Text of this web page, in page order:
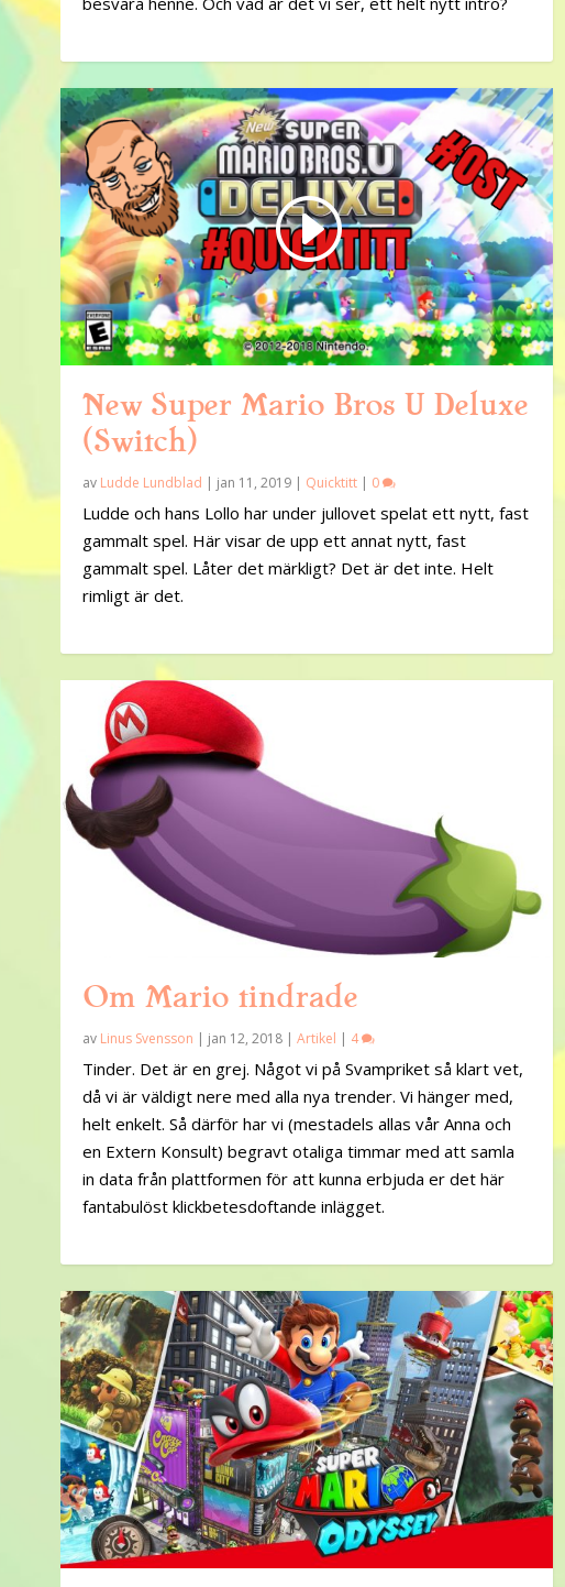
New Super Mario Bros U Deluxe
(Switch)
av Ludde Lundblad | jan 11, 2019 | Quicktitt | 0
Ludde och hans Lollo har under jullovet spelat ett nytt, fast
gammalt spel. Här visar de upp ett annat nytt, fast
gammalt spel. Låter det märkligt? Det är det inte. Helt
rimligt är det.
Om Mario tindrade
av Linus Svensson | jan 12, 2018 |Artikel | 4
Tinder. Det är en grej. Något vi på Svampriket så klart vet,
då vi är väldigt nere med alla nya trender. Vi hänger med,
helt enkelt. Så därför har vi (mestadels allas vår Anna och
en Extern Konsult) begravt otaliga timmar med att samla
in data från plattformen för att kunna erbjuda er det här
fantabulöst klickbetesdoftande inlägget.